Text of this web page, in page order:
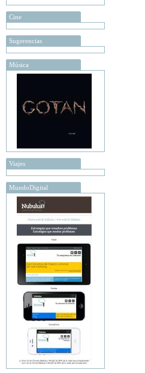
Cine
Sugerencias
Música
Viajes
MundoDigital